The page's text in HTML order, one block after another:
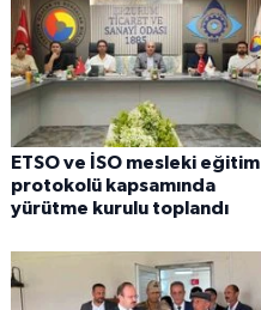
ETSO ve İSO mesleki eğitim
protokolü kapsamında
yürütme kurulu toplandı